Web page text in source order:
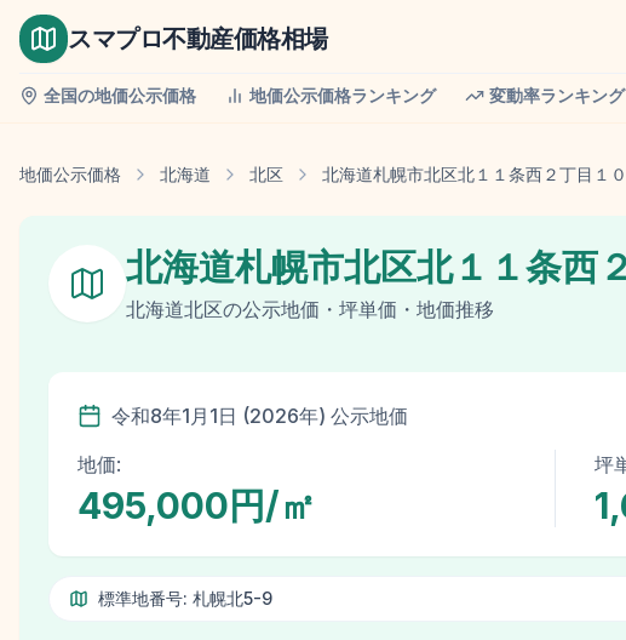
スマプロ不動産価格相場
全国の地価公示価格 地価公示価格ランキング 変動率ランキング
地価公示価格 北海道 北区 北海道札幌市北区北１１条西２丁目１
北海道札幌市北区北１１条西
北海道北区の公示地価 ・坪単価・地価推移
令和8年1月1日 (2026年) 公示地価
地価:
495,000円/㎡
坪
標準地番号: 札幌北5-9